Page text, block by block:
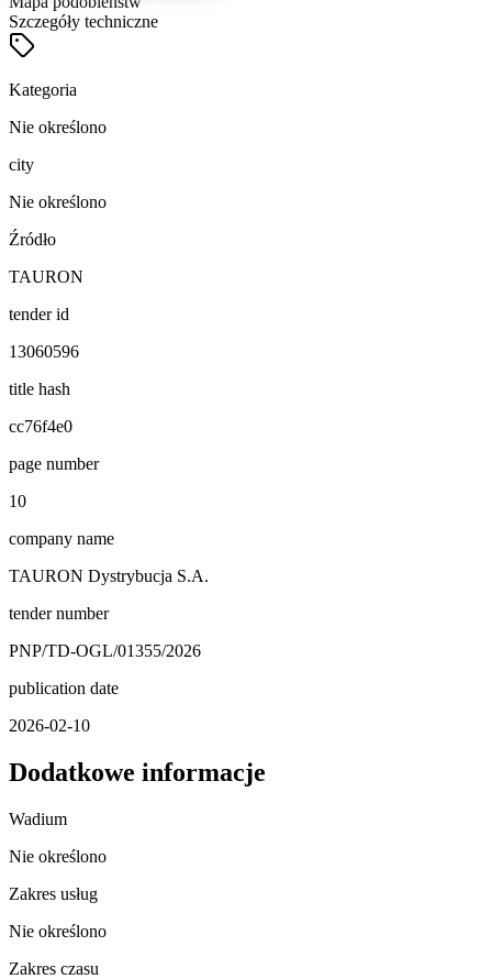
Szczegóły techniczne
Kategoria
Nie określono
city
Nie określono
Źródło
TAURON
tender id
13060596
title hash
cc76f4e0
page number
10
company name
TAURON Dystrybucja S.A.
tender number
PNP/TD-OGL/01355/2026
publication date
2026-02-10
Dodatkowe informacje
Wadium
Nie określono
Zakres usług
Nie określono
Zakres czasu